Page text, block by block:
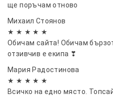
ще поръчам отново
Михаил Стоянов
★ ★ ★ ★ ★
Обичам сайта! Обичам
отзивчив е екипа ❣
Мария Радостинова
★ ★ ★ ★ ★
Всичко на едно място.